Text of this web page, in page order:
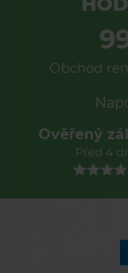
Obchod
Ověřený
Před 4